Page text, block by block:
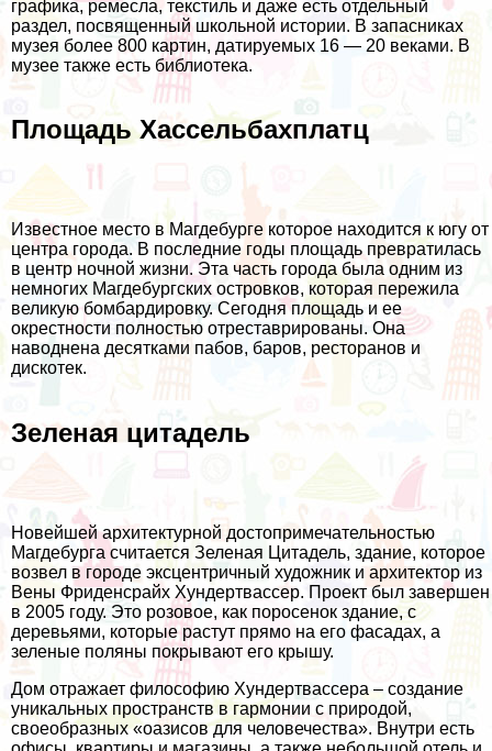
графика, ремесла, текстиль и даже есть отдельный
раздел, посвященный школьной истории. В запасниках
музея более 800 картин, датируемых 16 — 20 веками. В
музее также есть библиотека.
Площадь Хассельбахплатц
Известное место в Магдебурге которое находится к югу от
центра города. В последние годы площадь превратилась
в центр ночной жизни. Эта часть города была одним из
немногих Магдебургских островков, которая пережила
великую бомбардировку. Сегодня площадь и ее
окрестности полностью отреставрированы. Она
наводнена десятками пабов, баров, ресторанов и
дискотек.
Зеленая цитадель
Новейшей архитектурной достопримечательностью
Магдебурга считается Зеленая Цитадель, здание, которое
возвел в городе эксцентричный художник и архитектор из
Вены Фриденсрайх Хундертвассер. Проект был завершен
в 2005 году. Это розовое, как поросенок здание, с
деревьями, которые растут прямо на его фасадах, а
зеленые поляны покрывают его крышу.
Дом отражает философию Хундертвассера – создание
уникальных пространств в гармонии с природой,
своеобразных «оазисов для человечества». Внутри есть